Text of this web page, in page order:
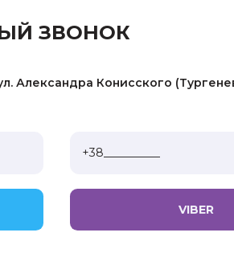
ЗВОНОК
Александра Конисского
VIBER